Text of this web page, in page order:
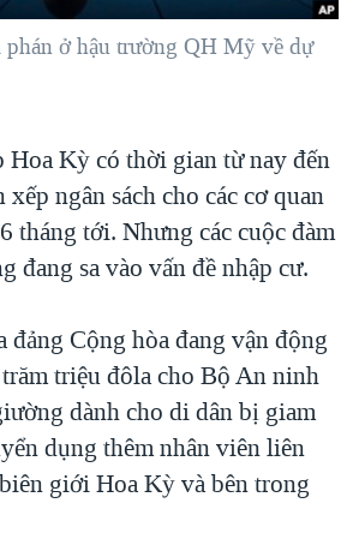
- NGƯỜI HẠ 'BÊN THẮNG CUỘC'
AFGHANISTAN
HÒA Ở VIỆT NAM
KIM TẠI VIỆT NAM
LÀN SÓNG TRỘM HẢI SÂM
TIẾNG VỌNG TỪ NÔNG THÔN MỸ
phán ở hậu trường QH Mỹ về dự
Hoa Kỳ có thời gian từ nay đến
ngân sách cho các cơ quan
tháng tới. Nhưng các cuộc đàm
đang sa vào vấn đề nhập cư.
đảng Cộng hòa đang vận động
triệu đôla cho Bộ An ninh
dành cho di dân bị giam
dụng thêm nhân viên liên
giới Hoa Kỳ và bên trong